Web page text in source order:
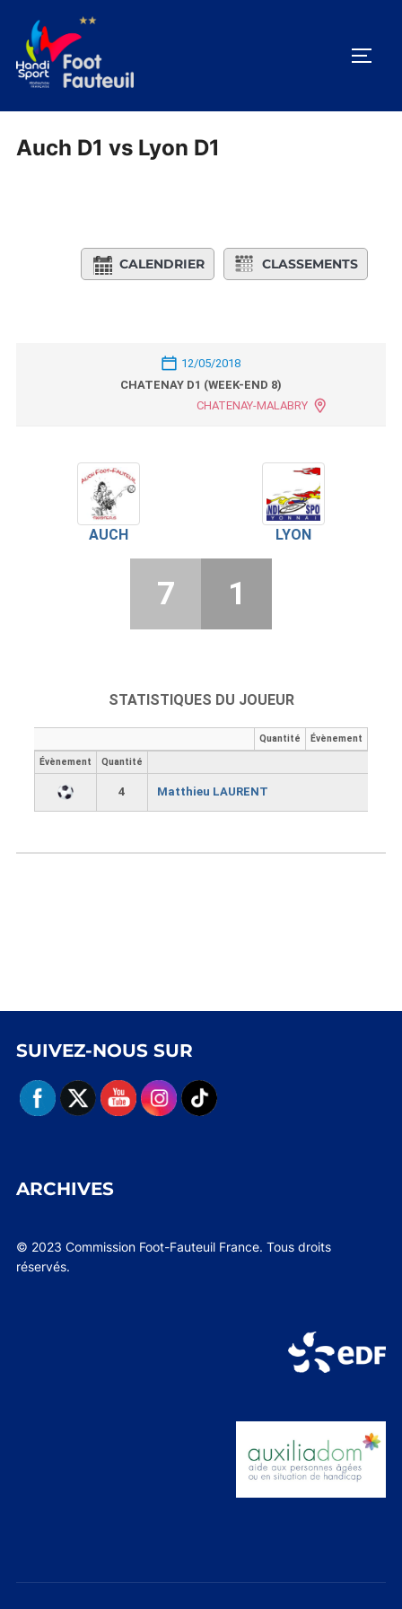
contenu
Auch D1 vs Lyon D1
CALENDRIER CLASSEMENTS
12/05/2018
CHATENAY D1 (WEEK-END 8)
CHATENAY-MALABRY
AUCH LYON
7 1
STATISTIQUES DU JOUEUR
Quantité
Évènement
Évènement
Quantité
4 Matthieu LAURENT
SUIVEZ-NOUS SUR
ARCHIVES
© 2023 Commission Foot-Fauteuil France. Tous droits
réservés.